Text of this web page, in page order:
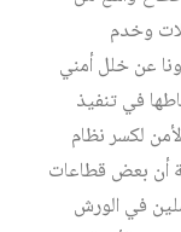
وخدم
عن خلل أمني
في تنفيذ
لكسر نظام
أن بعض قطاعات
في الورش